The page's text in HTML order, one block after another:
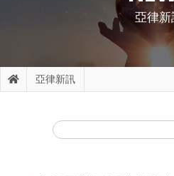
亞律
亞律新訊